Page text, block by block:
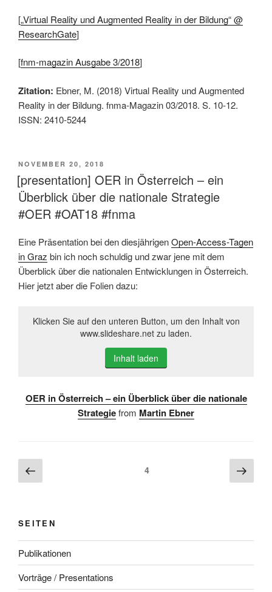
[„Virtual Reality und Augmented Reality in der Bildung“ @
ResearchGate]
[fnm-magazin Ausgabe 3/2018]
Zitation: Ebner, M. (2018) Virtual Reality und Augmented
Reality in der Bildung. fnma-Magazin 03/2018. S. 10-12.
ISSN: 2410-5244
VERÖFFENTLICHT
AM
NOVEMBER 20, 2018
[presentation] OER in Österreich – ein
Überblick über die nationale Strategie
#OER #OAT18 #fnma
Eine Präsentation bei den diesjährigenOpen-Access-Tagen
in Graz bin ich noch schuldig und zwar jene mit dem
Überblick über die nationalen Entwicklungen in Österreich.
Hier jetzt aber die Folien dazu:
Klicken Sie auf den unteren Button, um den Inhalt von
www.slideshare.net zu laden.
Inhalt laden
OER in Österreich – ein Überblick über die nationale
Strategiefrom Martin Ebner
Beitragsnavigation
Vorherige
Seite
Seite4
Seite
SEITEN
Publikationen
Vorträge / Presentations